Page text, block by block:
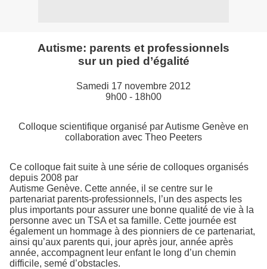
Autisme: parents et professionnels
sur un pied d’égalité
Samedi 17 novembre 2012
9h00 - 18h00
Colloque scientifique organisé par Autisme Genève en
collaboration avec Theo Peeters
Ce colloque fait suite à une série de colloques organisés
depuis 2008 par
Autisme Genève. Cette année, il se centre sur le
partenariat parents-professionnels, l’un des aspects les
plus importants pour assurer une bonne qualité de vie à la
personne avec un TSA et sa famille. Cette journée est
également un hommage à des pionniers de ce partenariat,
ainsi qu’aux parents qui, jour après jour, année après
année, accompagnent leur enfant le long d’un chemin
difficile, semé d’obstacles.